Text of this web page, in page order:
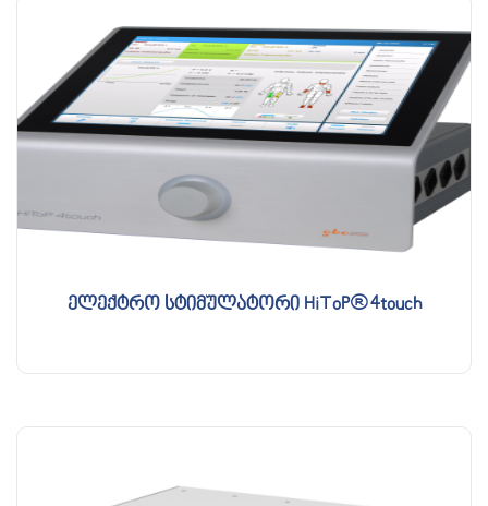
ელექტრო სტიმულატორი HiToP® 4touch